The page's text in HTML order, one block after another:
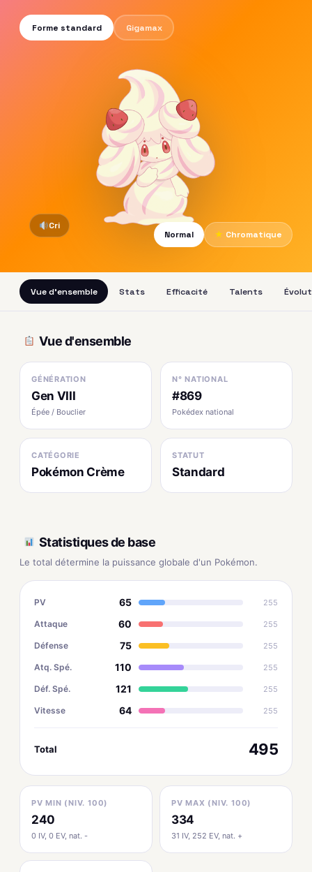
Forme standard Gigamax
Cri
Normal
★ Chromatique
Vue d'ensemble Stats Efficacité Talents
Vue d'ensemble
GÉNÉRATION
Gen VIII
Épée / Bouclier
N° NATIONAL
#869
Pokédex national
CATÉGORIE
Pokémon Crème
STATUT
Standard
Statistiques de base
Le total détermine la puissance globale d'un Pokémon.
PV 65 255
Attaque 60 255
Défense 75 255
Atq. Spé. 110 255
Déf. Spé. 121 255
Vitesse 64 255
Total 495
PV MIN (NIV. 100)
240
0 IV, 0 EV, nat. -
PV MAX (NIV. 100)
334
31 IV, 252 EV, nat. +